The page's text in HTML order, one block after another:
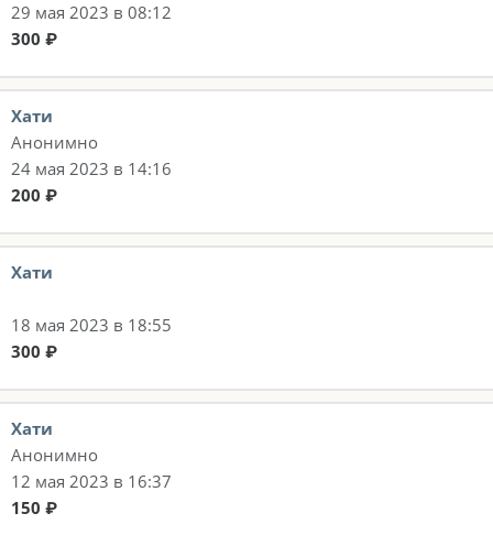
29 мая 2023 в 08:12
300 ₽
Хати
Анонимно
24 мая 2023 в 14:16
200 ₽
Хати
18 мая 2023 в 18:55
300 ₽
Хати
Анонимно
12 мая 2023 в 16:37
150 ₽